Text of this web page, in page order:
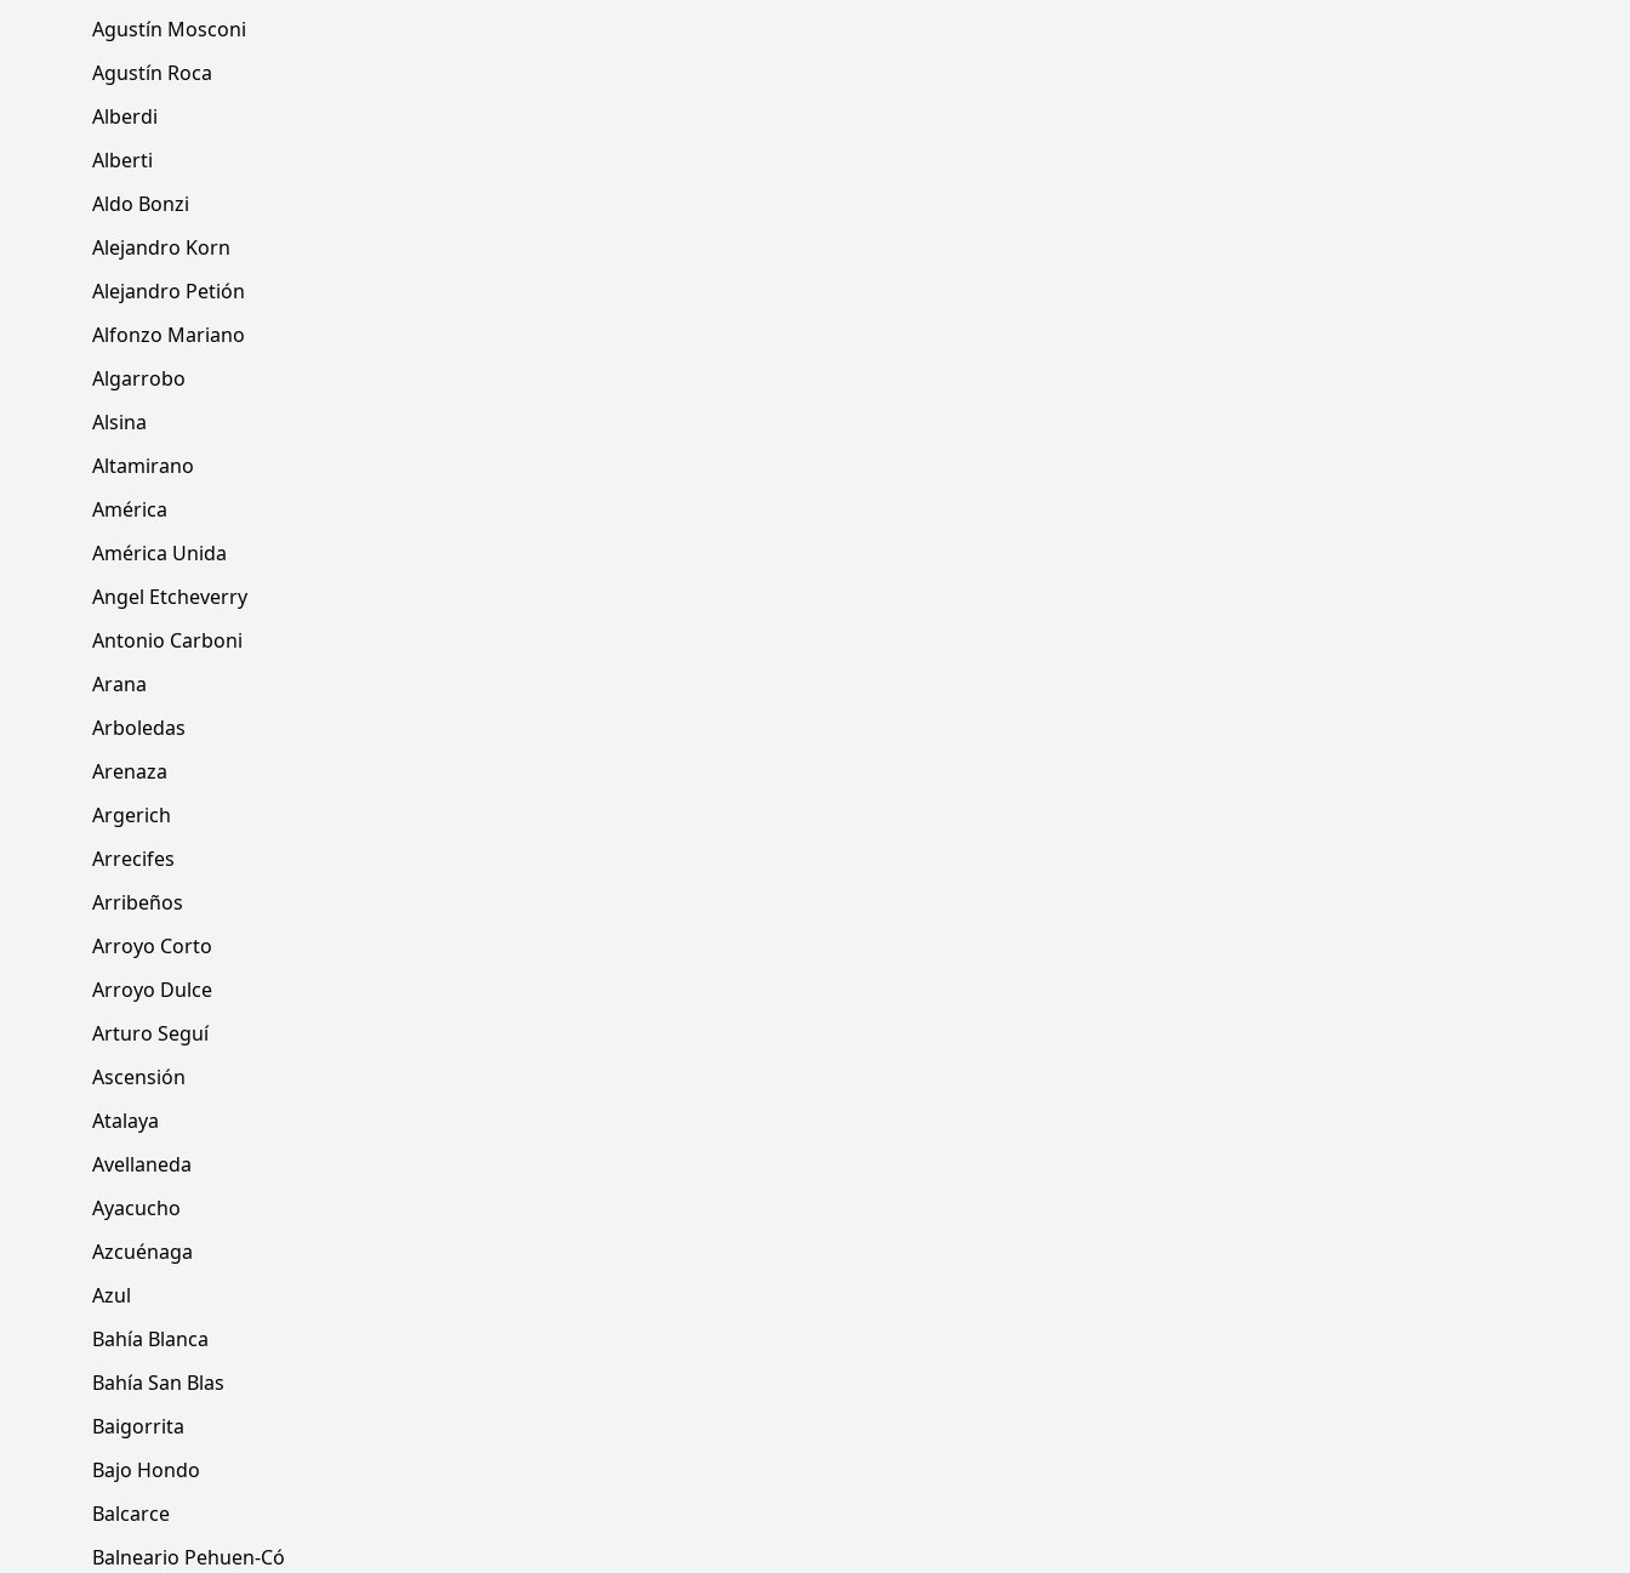
Agustín Mosconi
Agustín Roca
Alberdi
Alberti
Aldo Bonzi
Alejandro Korn
Alejandro Petión
Alfonzo Mariano
Algarrobo
Alsina
Altamirano
América
América Unida
Angel Etcheverry
Antonio Carboni
Arana
Arboledas
Arenaza
Argerich
Arrecifes
Arribeños
Arroyo Corto
Arroyo Dulce
Arturo Seguí
Ascensión
Atalaya
Avellaneda
Ayacucho
Azcuénaga
Azul
Bahía Blanca
Bahía San Blas
Baigorrita
Bajo Hondo
Balcarce
Balneario Pehuen-Có